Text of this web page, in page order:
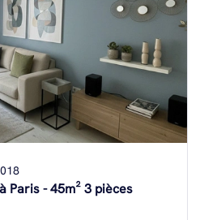
Paris - 45m² 3 pièces